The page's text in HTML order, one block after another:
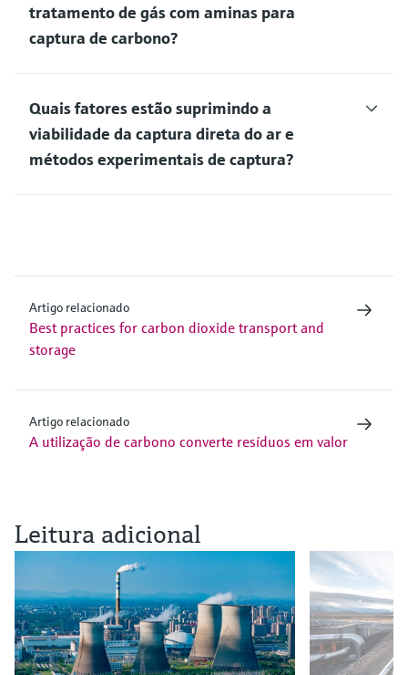
tratamento de gás com aminas para
captura de carbono?
Quais fatores estão suprimindo a
viabilidade da captura direta do ar e
métodos experimentais de captura?
Artigo relacionado
Best practices for carbon dioxide transport and
storage
Artigo relacionado
A utilização de carbono converte resíduos em valor
Leitura adicional